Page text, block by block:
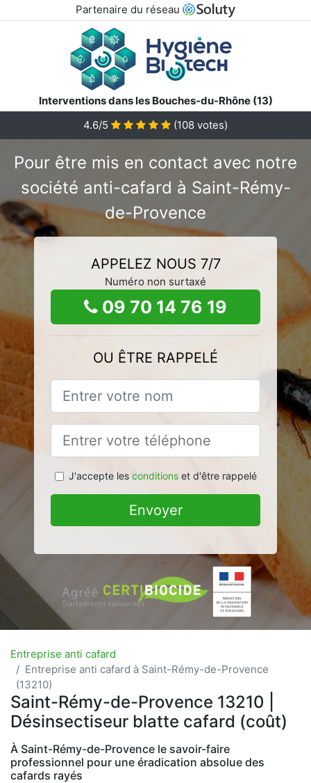
Partenaire du réseau
Interventions dans les Bouches-du-Rhône (13)
4.6/5
(108 votes)
Pour être mis en contact avec notre
société anti-cafard à Saint-Rémy-
de-Provence
APPELEZ NOUS 7/7
Numéro non surtaxé
09 70 14 76 19
OU ÊTRE RAPPELÉ
J'accepte les conditionset d'être rappelé
Envoyer
Entreprise anti cafard
Entreprise anti cafard à Saint-Rémy-de-Provence
(13210)
Saint-Rémy-de-Provence 13210 |
Désinsectiseur blatte cafard (coût)
À Saint-Rémy-de-Provence le savoir-faire
professionnel pour une éradication absolue des
cafards rayés